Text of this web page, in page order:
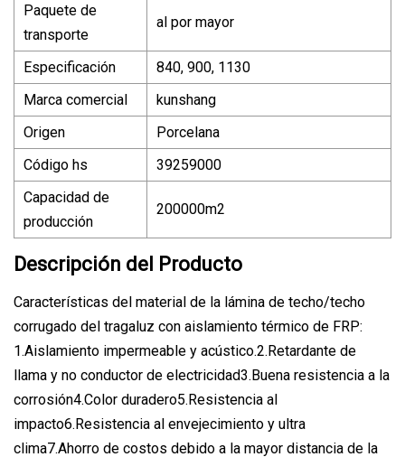
Paquete de
transporte
al por mayor
Especificación
840, 900, 1130
Marca comercial
kunshang
Origen
Porcelana
Código hs
39259000
Capacidad de
producción
200000m2
Descripción del Producto
Características del material de la lámina de techo/techo
corrugado del tragaluz con aislamiento térmico de FRP:
1.Aislamiento impermeable y acústico.2.Retardante de
llama y no conductor de electricidad3.Buena resistencia a la
corrosión4.Color duradero5.Resistencia al
impacto6.Resistencia al envejecimiento y ultra
clima7.Ahorro de costos debido a la mayor distancia de la